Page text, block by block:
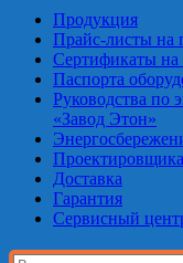
Продукция
Прайс-листы на
Сертификаты
Паспорта
Руководства по
«Завод Этон»
Доставка
Гарантия
Сервисный